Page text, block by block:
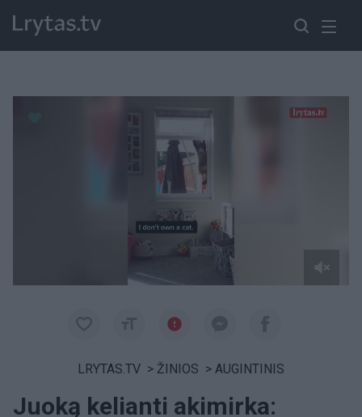
LRYTAS.TV > ŽINIOS > AUGINTINIS
Juoką kelianti akimirka: